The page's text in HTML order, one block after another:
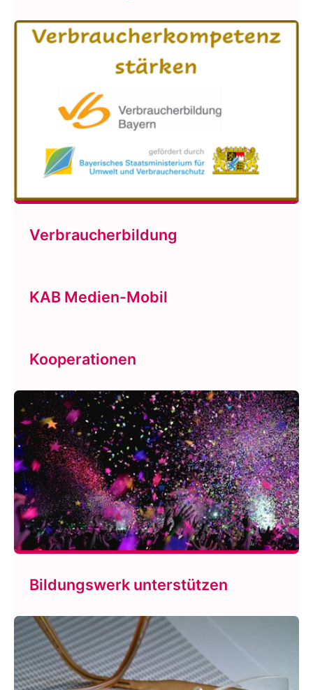
Verbraucherbildung
KAB Medien-Mobil
Kooperationen
Bildungswerk unterstützen